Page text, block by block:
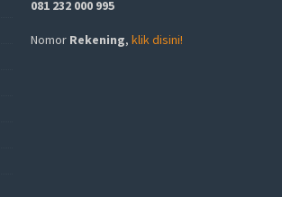
081 232 000 995
Nomor Rekening, klik disini!